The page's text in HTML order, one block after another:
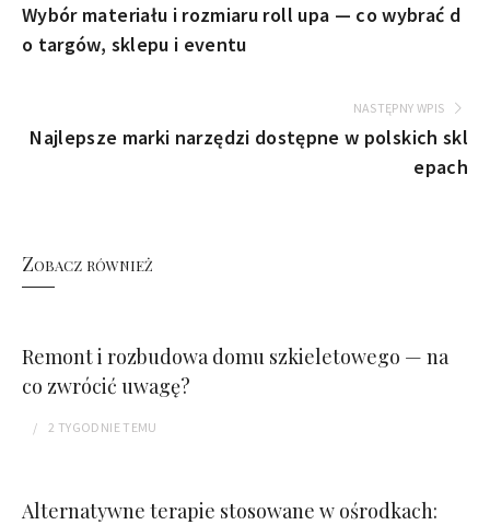
Wybór materiału i rozmiaru roll upa — co wybrać d
o targów, sklepu i eventu
NASTĘPNY WPIS
Najlepsze marki narzędzi dostępne w polskich skl
epach
Zobacz również
Remont i rozbudowa domu szkieletowego — na
co zwrócić uwagę?
2 TYGODNIE TEMU
Alternatywne terapie stosowane w ośrodkach: